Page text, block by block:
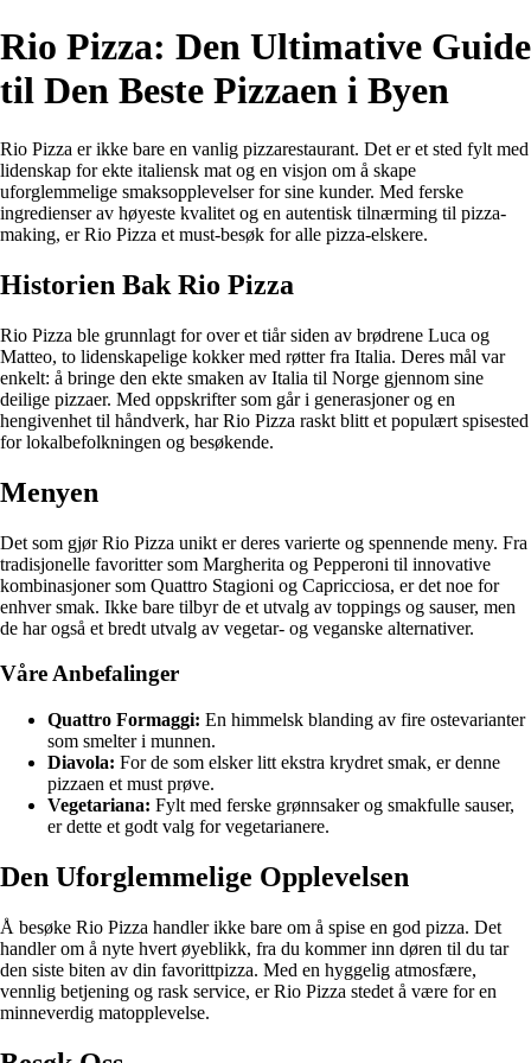
Rio Pizza: Den Ultimative Guide
til Den Beste Pizzaen i Byen
Rio Pizza er ikke bare en vanlig pizzarestaurant. Det er et sted fylt med
lidenskap for ekte italiensk mat og en visjon om å skape
uforglemmelige smaksopplevelser for sine kunder. Med ferske
ingredienser av høyeste kvalitet og en autentisk tilnærming til pizza-
making, er Rio Pizza et must-besøk for alle pizza-elskere.
Historien Bak Rio Pizza
Rio Pizza ble grunnlagt for over et tiår siden av brødrene Luca og
Matteo, to lidenskapelige kokker med røtter fra Italia. Deres mål var
enkelt: å bringe den ekte smaken av Italia til Norge gjennom sine
deilige pizzaer. Med oppskrifter som går i generasjoner og en
hengivenhet til håndverk, har Rio Pizza raskt blitt et populært spisested
for lokalbefolkningen og besøkende.
Menyen
Det som gjør Rio Pizza unikt er deres varierte og spennende meny. Fra
tradisjonelle favoritter som Margherita og Pepperoni til innovative
kombinasjoner som Quattro Stagioni og Capricciosa, er det noe for
enhver smak. Ikke bare tilbyr de et utvalg av toppings og sauser, men
de har også et bredt utvalg av vegetar- og veganske alternativer.
Våre Anbefalinger
Quattro Formaggi: En himmelsk blanding av fire ostevarianter
som smelter i munnen.
Diavola: For de som elsker litt ekstra krydret smak, er denne
pizzaen et must prøve.
Vegetariana: Fylt med ferske grønnsaker og smakfulle sauser,
er dette et godt valg for vegetarianere.
Den Uforglemmelige Opplevelsen
Å besøke Rio Pizza handler ikke bare om å spise en god pizza. Det
handler om å nyte hvert øyeblikk, fra du kommer inn døren til du tar
den siste biten av din favorittpizza. Med en hyggelig atmosfære,
vennlig betjening og rask service, er Rio Pizza stedet å være for en
minneverdig matopplevelse.